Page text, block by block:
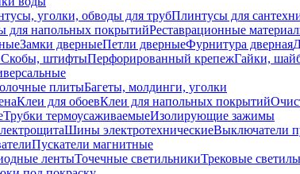
уголки, обводы для трубПлинтусы для
для напольных покрытийРеставрационные
Замки дверныеПетли дверныеФурнитура дверная
Скобы, штифтыПерфорированный крепежГайки,
плитыБагеты, молдинги, уголки
Клеи для обоевКлеи для напольных покрытий
Трубки термоусаживаемыеИзолирующие зажимы
Шины электротехническиеВыключатели
Пускатели магнитные
лентыТочечные светильникиТрековые